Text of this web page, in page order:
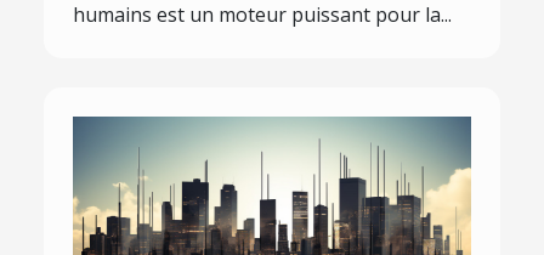
humains est un moteur puissant pour la...